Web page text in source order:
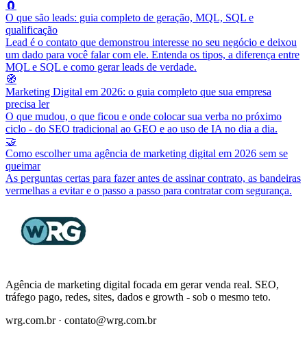
🧲
O que são leads: guia completo de geração, MQL, SQL e
qualificação
Lead é o contato que demonstrou interesse no seu negócio e deixou
um dado para você falar com ele. Entenda os tipos, a diferença entre
MQL e SQL e como gerar leads de verdade.
🧭
Marketing Digital em 2026: o guia completo que sua empresa
precisa ler
O que mudou, o que ficou e onde colocar sua verba no próximo
ciclo - do SEO tradicional ao GEO e ao uso de IA no dia a dia.
🤝
Como escolher uma agência de marketing digital em 2026 sem se
queimar
As perguntas certas para fazer antes de assinar contrato, as bandeiras
vermelhas a evitar e o passo a passo para contratar com segurança.
Agência de marketing digital focada em gerar venda real. SEO,
tráfego pago, redes, sites, dados e growth - sob o mesmo teto.
wrg.com.br · contato@wrg.com.br